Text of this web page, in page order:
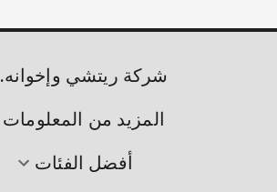
شركة ريتشي وإخوانه.
المزيد من المعلومات
أفضل الفئات